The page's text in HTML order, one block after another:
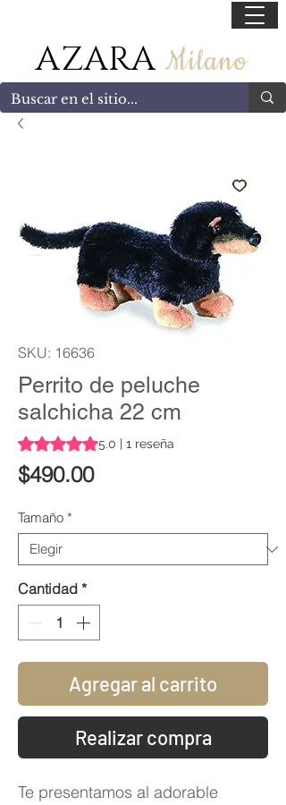
AZARA Milano
SKU: 16636
Perrito de peluche
salchicha 22 cm
Según 1 reseña, la calificación es de 5.0
5.0 | 1 reseña
$490.00Precio
Tamaño *
Cantidad *
Agregar al carrito
Realizar compra
Te presentamos al adorable